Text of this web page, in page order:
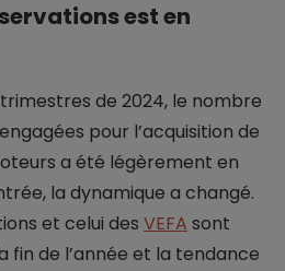
est en
de 2024, le nombre
pour l’acquisition de
a été légèrement en
la dynamique a changé.
et celui des VEFA sont
fin de l’année et la tendance